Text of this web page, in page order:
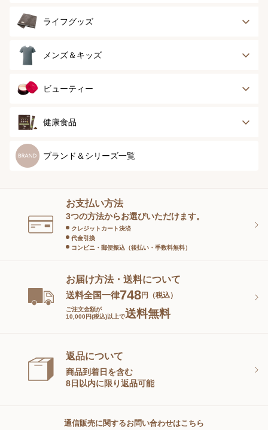
ボディースーツ
ランジェリー
イツ
健康サポート
スポーツ
ライフグッズ
アウター
グッズ
メンズ＆キッズ
メンズトップ
メンズソックス
ビューティー
スキンケア
スペシャルケア
スキンケアグッズ
健康食品
健康食品
ブランド＆シリーズ一覧
お支払い方法
3つの方法からお選びいただけます。
クレジットカート決済
代金引換
コンビニ・郵便振込（後払い・手数料無料）
お届け方法・送料について
送料全国一律748円（税込）
ご注文金額が
10,000円(税込)以上で送料無料
返品について
商品到着日を含む
8日以内に限り返品可能
通信販売に関するお問い合わせはこちら